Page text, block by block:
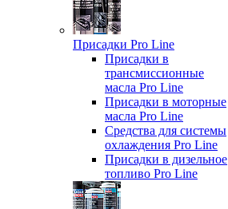
Присадки Pro Line
Присадки в
трансмиссионные
масла Pro Line
Присадки в моторные
масла Pro Line
Средства для системы
охлаждения Pro Line
Присадки в дизельное
топливо Pro Line